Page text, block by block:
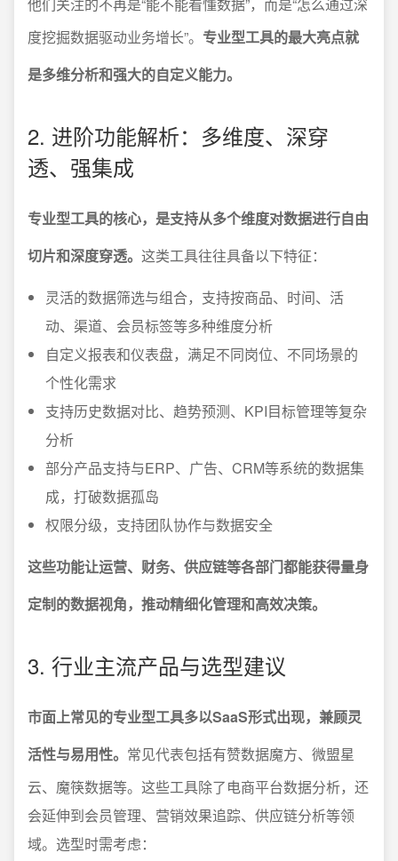
度挖掘数据驱动业务增长”。 专业型工具的最大亮点就
是多维分析和强大的自定义能力。
2. 进阶功能解析：多维度、深穿
透、强集成
专业型工具的核心，是支持从多个维度对数据进行自由
切片和深度穿透。 这类工具往往具备以下特征：
灵活的数据筛选与组合，支持按商品、时间、活
动、渠道、会员标签等多种维度分析
自定义报表和仪表盘，满足不同岗位、不同场景的
个性化需求
支持历史数据对比、趋势预测、KPI目标管理等复杂
分析
部分产品支持与ERP、广告、CRM等系统的数据集
成，打破数据孤岛
权限分级，支持团队协作与数据安全
这些功能让运营、财务、供应链等各部门都能获得量身
定制的数据视角，推动精细化管理和高效决策。
3. 行业主流产品与选型建议
市面上常见的专业型工具多以SaaS形式出现，兼顾灵
活性与易用性。 常见代表包括有赞数据魔方、微盟星
云、魔筷数据等。这些工具除了电商平台数据分析，还
会延伸到会员管理、营销效果追踪、供应链分析等领
域。选型时需考虑：